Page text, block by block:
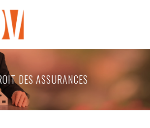
DES ASSURANCES